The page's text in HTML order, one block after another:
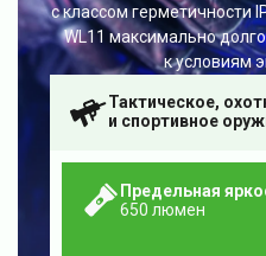
с классом герметичности
WL11 максимально
к условиям
Предельная
650 люмен
Тактическое,
и спортивное